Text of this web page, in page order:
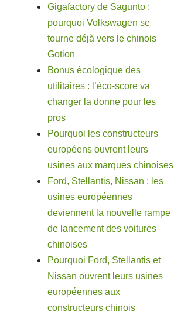
Gigafactory de Sagunto :
pourquoi Volkswagen se
tourne déjà vers le chinois
Gotion
Bonus écologique des
utilitaires : l’éco-score va
changer la donne pour les
pros
Pourquoi les constructeurs
européens ouvrent leurs
usines aux marques chinoises
Ford, Stellantis, Nissan : les
usines européennes
deviennent la nouvelle rampe
de lancement des voitures
chinoises
Pourquoi Ford, Stellantis et
Nissan ouvrent leurs usines
européennes aux
constructeurs chinois